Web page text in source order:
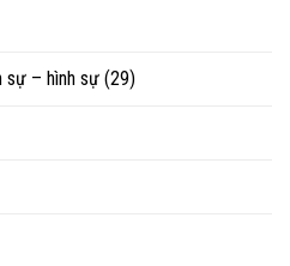
sự – hình sự (29)